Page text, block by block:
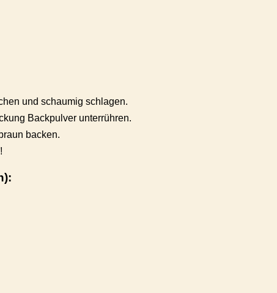
und schaumig schlagen.
Backpulver unterrühren.
backen.